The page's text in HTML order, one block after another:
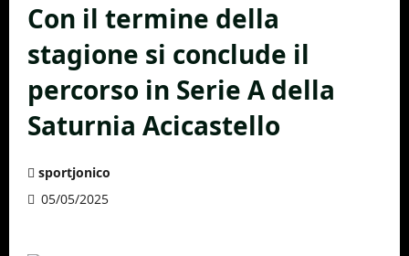
Con il termine della
stagione si conclude il
percorso in Serie A della
Saturnia Acicastello
sportjonico
05/05/2025